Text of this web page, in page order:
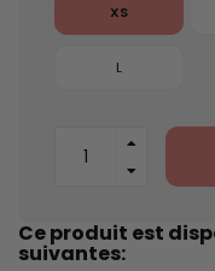
XS
L
Ce produit est
suivantes: